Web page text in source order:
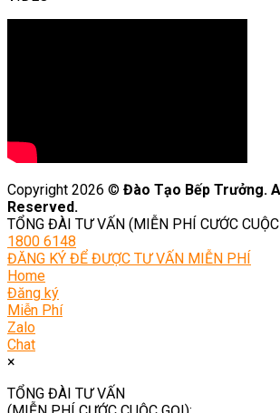
Copyright 2026 © Đào Tạo Bếp Trưởng.
Reserved.
TỔNG ĐÀI TƯ VẤN (MIỄN PHÍ CƯỚC CUỘC
1800 6148
ĐĂNG KÝ ĐỂ ĐƯỢC TƯ VẤN MIỄN PHÍ
Home
Đăng ký
Miễn Phí
Zalo
Chat
×
TỔNG ĐÀI TƯ VẤN